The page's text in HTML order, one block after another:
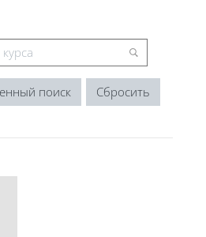
поиск